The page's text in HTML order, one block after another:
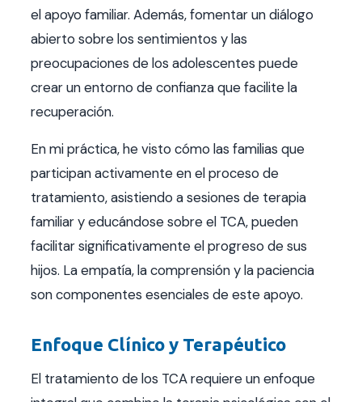
el apoyo familiar. Además, fomentar un diálogo
abierto sobre los sentimientos y las
preocupaciones de los adolescentes puede
crear un entorno de confianza que facilite la
recuperación.
En mi práctica, he visto cómo las familias que
participan activamente en el proceso de
tratamiento, asistiendo a sesiones de terapia
familiar y educándose sobre el TCA, pueden
facilitar significativamente el progreso de sus
hijos. La empatía, la comprensión y la paciencia
son componentes esenciales de este apoyo.
Enfoque Clínico y Terapéutico
El tratamiento de los TCA requiere un enfoque